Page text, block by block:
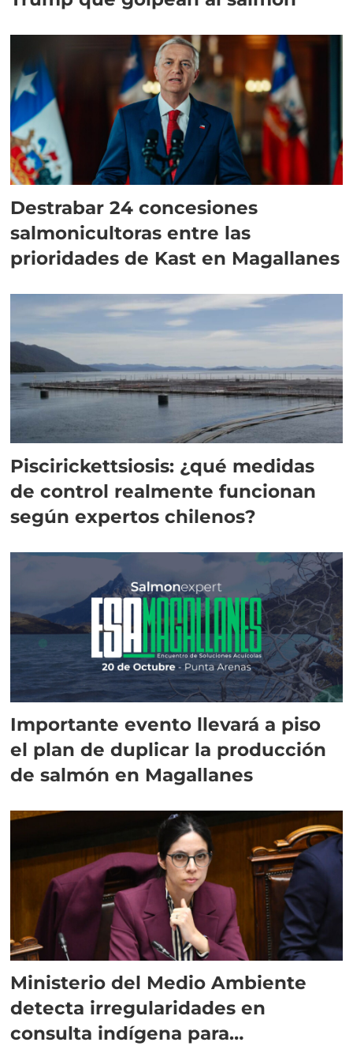
Destrabar 24 concesiones
salmonicultoras entre las
prioridades de Kast en Magallanes
Piscirickettsiosis: ¿qué medidas
de control realmente funcionan
según expertos chilenos?
Importante evento llevará a piso
el plan de duplicar la producción
de salmón en Magallanes
Ministerio del Medio Ambiente
detecta irregularidades en
consulta indígena para